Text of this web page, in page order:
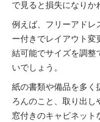
で見ると損失になりか
例えば、フリーアドレ
ー付きでレイアウト変
結可能でサイズを調整
いでしょう。
紙の書類や備品を多く
ろんのこと、取り出
窓付きのキャビネット